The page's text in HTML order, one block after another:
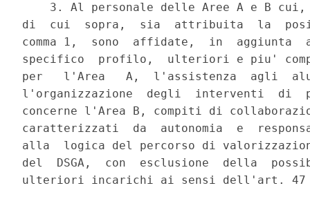
3. Al personale delle Aree A e B
di  cui  sopra,  sia  attribuita  la
comma 1,  sono  affidate,  in
specifico  profilo,  ulteriori e piu'
per   l'Area   A,  l'assistenza  agli
l'organizzazione  degli  interventi  di
concerne l'Area B, compiti di
caratterizzati  da  autonomia  e
alla  logica del percorso di
del  DSGA,  con  esclusione  della